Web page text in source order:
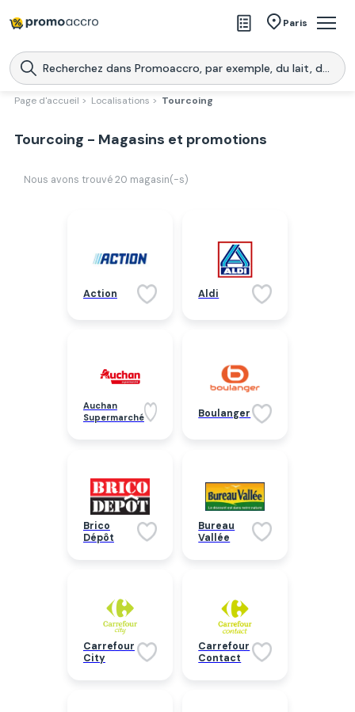
Paris
Magasins
Produits
Promoaccro
l'application
Page d'accueil > Localisations > Tourcoing
Tourcoing - Magasins et promotions
Nous avons trouvé 20 magasin(-s)
Action Aldi
Auchan
Supermarché
Boulanger
Brico
Dépôt
Bureau
Vallée
Carrefour
City
Carrefour
Contact